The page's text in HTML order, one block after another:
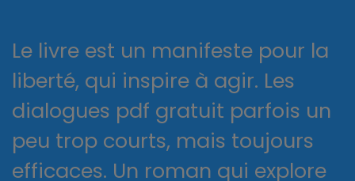
Le livre est un manifeste pour la
liberté, qui inspire à agir. Les
dialogues pdf gratuit parfois un
peu trop courts, mais toujours
efficaces. Un roman qui explore